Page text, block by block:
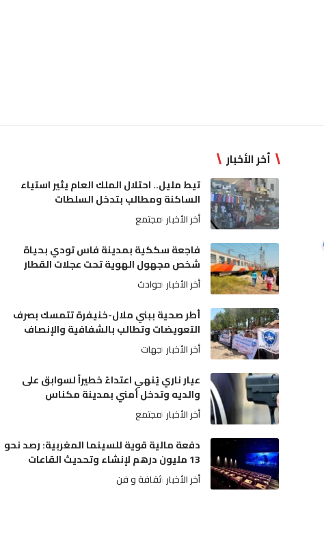
أخر الأخبار
تيط مليل.. احتلال الملك العام يثير استياء
الساكنة ومطالب بتدخل السلطات
أخر الأخبار مجتمع
فاجعة سككية بمدينة فاس تودي بحياة
شخص مجهول الهوية تحت عجلات القطار
أخر الأخبار حوادث
أطر صحية ببني ملال-خنيفرة تتمسك بصرف
التعويضات وتطالب بالشفافية والإنصاف
أخر الأخبار جهات
عيار ناري يُنهي اعتداءً خطيراً لسوابق على
والديه وتدخل أمني بمدينة مكناس
أخر الأخبار مجتمع
دفعة مالية قوية للسينما المغربية: رصد نحو
13 مليون درهم لإنشاء وتحديث القاعات
أخر الأخبار ثقافة و فن